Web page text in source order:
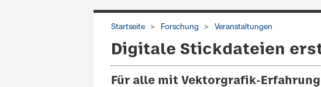
Startseite Forschung Veranstaltungen
Digitale Stickdateien
Für alle mit Vektorgrafik-